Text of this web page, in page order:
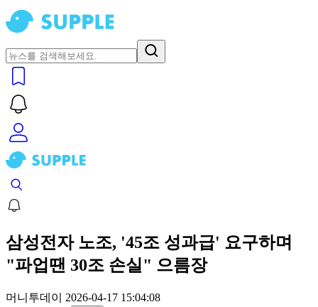
삼성전자 노조, '45조 성과급' 요구하며
"파업땐 30조 손실" 으름장
머니투데이 2026-04-17 15:04:08